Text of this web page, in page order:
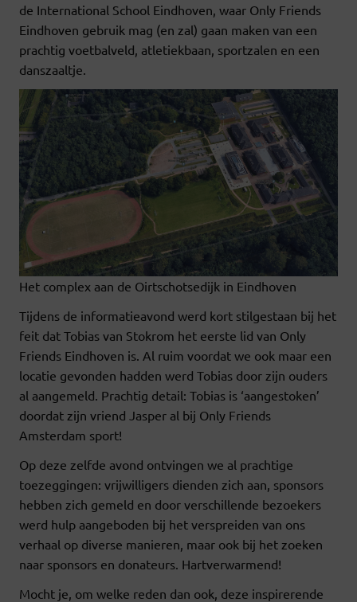
de International School Eindhoven, waar Only Friends
Eindhoven gebruik mag (en zal) gaan maken van een
prachtig voetbalveld, atletiekbaan, sportzalen en een
danszaaltje.
Het complex aan de Oirtschotsedijk in Eindhoven
Tijdens de informatieavond werd kort stilgestaan bij het
feit dat Tobias van Stokrom het eerste lid van Only
Friends Eindhoven is. Al ruim voordat we ook maar een
locatie gevonden hadden werd Tobias door zijn ouders
al aangemeld. Prachtig detail: Tobias is ‘aangestoken’
doordat zijn vriend Jasper al bij Only Friends
Amsterdam sport!
Op deze zelfde avond ontvingen we al prachtige
toezeggingen: vrijwilligers dienden zich aan, sponsors
hebben zich gemeld en door verschillende bezoekers
werd hulp aangeboden bij het verspreiden van ons
verhaal op diverse manieren, maar ook bij het zoeken
naar sponsors en donateurs. Hartverwarmend!
Mocht je, om welke reden dan ook, deze inspirerende